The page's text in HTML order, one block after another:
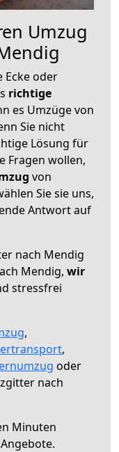
Umzug
Ecke oder
richtige
es Umzüge von
Sie nicht
Lösung für
Fragen wollen,
von
Sie sie uns,
Antwort auf
nach Mendig
Mendig, wir
stressfrei
,
,
oder
nach
Minuten